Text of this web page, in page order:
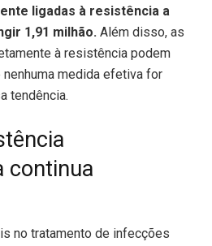
ligadas à resistência a
1,91 milhão. Além disso, as
à resistência podem
medida efetiva for
tendência.
continua
no tratamento de infecções